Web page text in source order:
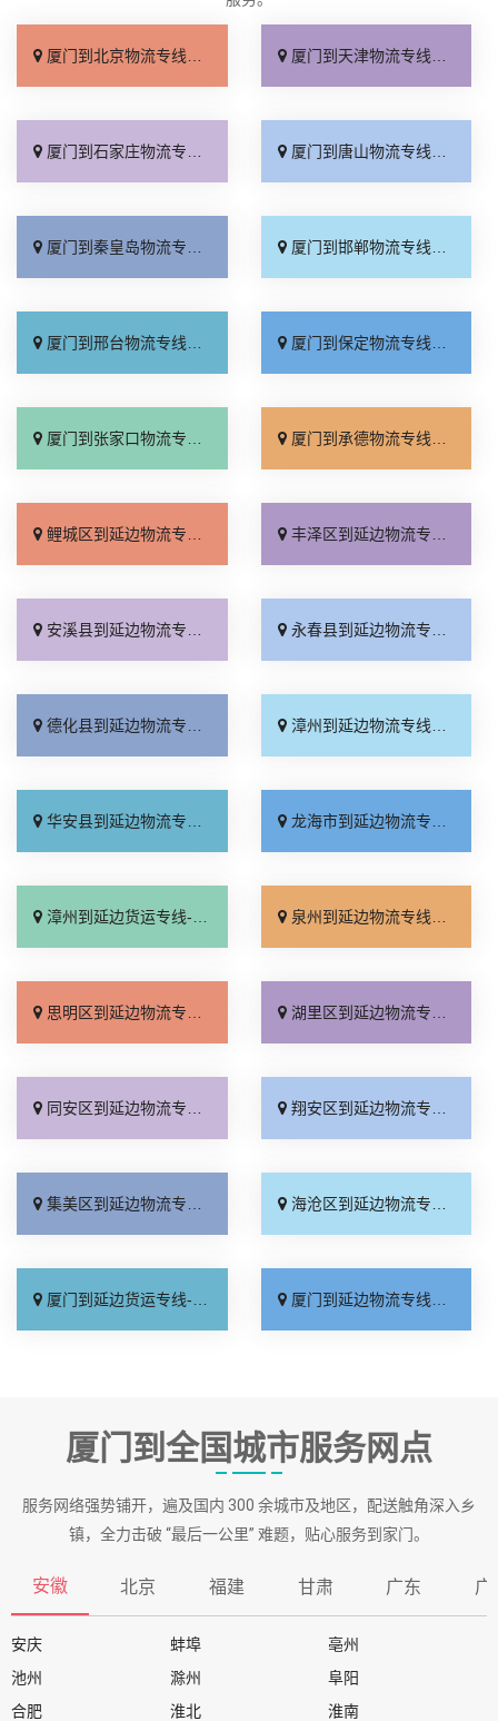
厦门到北京物流专线_直达不中转「送货到门」 厦门到天津物流专线_运保时效「高效快运」
厦门到石家庄物流专线_准时准点「多少公里」 厦门到唐山物流专线_全境派送「收费介绍」
厦门到秦皇岛物流专线_高效运输「运保时效」 厦门到邯郸物流专线_物流拼车「全境配送」
厦门到邢台物流专线_专业靠谱「上门提货」 厦门到保定物流专线_全程直达「高效运输」
厦门到张家口物流专线_全境派送「多久能到」 厦门到承德物流专线_专业调车「合理收费」
鲤城区到延边物流专线_专线快运「无需中转」 丰泽区到延边物流专线_整车配货「一站式托运」
安溪县到延边物流专线_市县闪送「要多少钱」 永春县到延边物流专线_送货上门「高速快运」
德化县到延边物流专线_多少一吨「服务周到」 漳州到延边物流专线_专线快运「实时跟踪 」
华安县到延边物流专线_放心物流「门到门接送」 龙海市到延边物流专线_多少一吨「服务周到」
漳州到延边货运专线-漳州到延边物流公司_定点发车「收费标准」 泉州到延边物流专线_直发全境「专业可靠」
思明区到延边物流专线_专线直达「价位合理」 湖里区到延边物流专线_运价实惠「快运直达」
同安区到延边物流专线_收费介绍「多久时间」 翔安区到延边物流专线_实时反馈「托运放心」
集美区到延边物流专线_运保时效「市县派送」 海沧区到延边物流专线_物流拼车「多久能到」
厦门到延边货运专线-厦门到延边物流公司_托运放心「实时反馈」 厦门到延边物流专线_市县派送「快运直达」
厦门到全国城市服务网点
服务网络强势铺开，遍及国内 300 余城市及地区，配送触角深入乡
镇，全力击破 “最后一公里” 难题，贴心服务到家门。
安徽 北京 福建 甘肃 广东 广
安庆 蚌埠
亳州
池州
滁州
阜阳
合肥
淮北
淮南